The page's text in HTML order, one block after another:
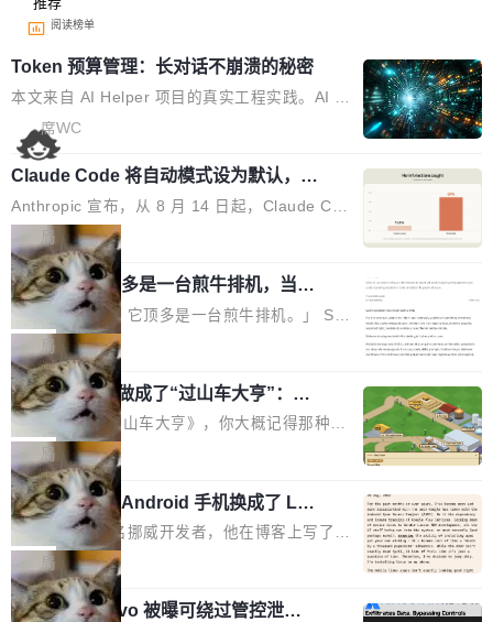
阅读榜单
Token 预算管理：长对话不崩溃的秘密
本文来自 AI Helper 项目的真实工程实践。AI H
elper 是一个开源的 Chrome 智能助手扩展，采
用 ReAct 推理循环架构，内置 44 个工具，支持
多轮工具调用和复杂任务拆解。 问题：多轮推理
的 Token 雪崩 ReAct 架构的核心是"推理-行动-
观察"循环。每一轮循环，AI 调用工具、拿到结
果、把结果追加到消息历史中。一个复杂任务可
能跑十几轮甚至几十轮，每轮的工具结果（页面
HTML、搜索结果、文件内容）动辄几千 token
s。 问题来了：随着轮次增加，消息历史不断膨
胀，总 Token 量逼近模型的上下文窗口上限。
一旦超限，要么 API 直接报错，要么模型开
始"遗忘"...
席WC
Claude Code 将自动模式设为默认，称
人类审批只抓到 13.6% 危险命令
Anthropic 宣布，从 8 月 14 日起，Claude Cod
e 在 Pro、Max、Team 计划上将默认启用自动
模式（auto mode）。这个决定背后，是两组让
人不安的数据。 第一组：人类审批到底有多不靠
谱？Anthropic 在 1053 名付费用户中做了一项
对照实验，人为审核只抓到了 13.6% 的危险命
令，而自动模式抓到了 89%。自动模式拦截了 8
00 条人类审批通过的指令，人类只拦截了 6 条
自动模式放过的指令。更令人担忧的是，随着会
话变长，人类的检测率从早期的约 17% 下降到
50 轮后的约 5%——人会疲劳，机器不会。 第
二组：出了事有多严重？在 5-6 月标记的...
局
AI 辅助编程顶多是一台煎牛排机，当不
了厨师
「AI 不是厨师。它顶多是一台煎牛排机。」 Ser
hii Sydorets 写了一篇博客，把 AI 辅助编程比作
煎牛排——任何人都能把肉扔进锅里弄熟，但要
稳定产出真正好的结果，需要真正的理解。机器
能按食谱重复操作、规模化产出，但它不知道你
脑子里到底想要什么，除非你把想法翻译成明确
的需求。 文章的核心论点很简单：AI 让你更
快，但快不等于好。 它能自动化重复劳动、生成
代码起点、解释逻辑，但它经常自信地给出错误
结果——「一块焦炭，上面放了一枝百里香，然
后告诉你这是三分熟。」 判断力仍然是不可替代
的。AI「不能替你定义什么是好，不能决定哪些
局
他把芯片制造做成了“过山车大亨”：一
个浏览器里的半导体工厂
如果你玩过《过山车大亨》，你大概记得那种俯
瞰视角——小人在公园里走来走去，游乐设施运
转着，一切都在你的注视下运行。现在想象同样
的视角，但公园里不是过山车，而是一座完整的
芯片制造工厂。 这就是 Chip Tycoon。 一个黄
色的小车载着一片硅晶圆，穿过 20 栋建筑，从
石英砂一路走到封装好的芯片。晶圆在每一站都
会发生肉眼可见的变化——长晶体、抛光、涂光
局
一名开发者将 Android 手机换成了 Lin
ux，称“AOSP 已死”
Runarcn 是一名挪威开发者，他在博客上写了一
篇文章，标题很直白：《I'm switching my phon
e from Android to Linux》。 他的核心论点很简
单：AOSP（Android Open Source Project）
局
Atlassian Rovo 被曝可绕过管控泄露 J